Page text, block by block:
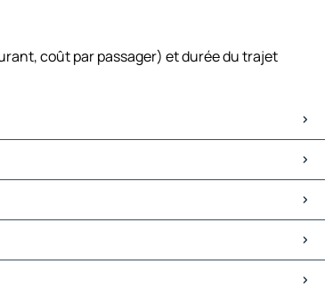
coût par passager) et durée du trajet